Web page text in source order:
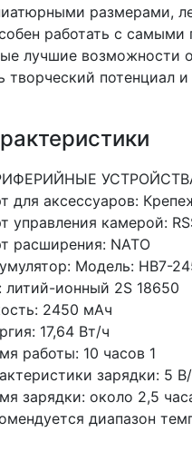
размерами,
работать с
лучшие возможности
творческий потенциал
для аксессуаров:
управления камерой:
расширения: NATO
Модель: HB7-
литий-ионный 2S 18650
2450 мАч
17,64 Вт/ч
работы: 10 часов 1
зарядки: 5
зарядки: около 2,5
диапазон